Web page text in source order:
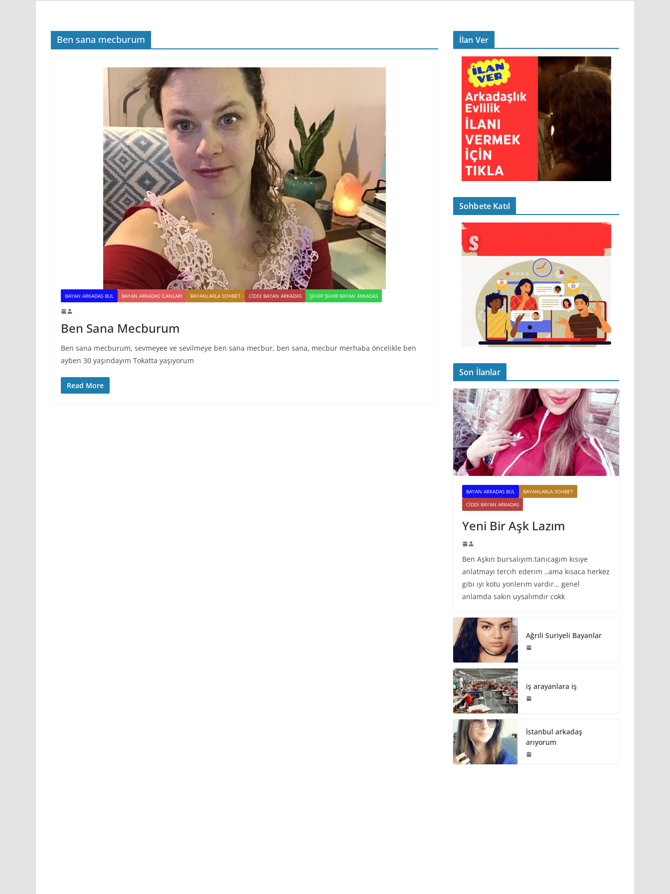
Ben sana mecburum
BAYAN ARKADAS BUL BAYAN ARKADAS ILANLARI BAYANLARLA SOHBET CIDDI BAYAN ARKADAS ŞEHIR ŞEHIR BAYAN ARKADAS
Ben Sana Mecburum
Ben sana mecburum, sevmeyee ve sevilmeye ben sana mecbur, ben sana, mecbur merhaba öncelikle ben
ayben 30 yaşındayım Tokatta yaşıyorum
Read More
İlan Ver
Sohbete Katıl
Son İlanlar
BAYAN ARKADAS BUL
BAYANLARLA SOHBET
CIDDI BAYAN ARKADAS
Yeni Bir Aşk Lazım
Ben Aşkın bursalıyım.tanıcagım kısıye
anlatmayı tercıh ederım ..ama kısaca herkez
gıbı ıyı kotu yonlerım vardır… genel
anlamda sakın uysalımdır cokk
Ağrıli Suriyeli Bayanlar
iş arayanlara iş
İstanbul arkadaş
arıyorum